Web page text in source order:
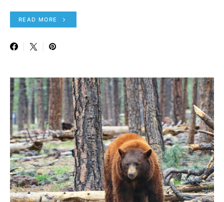
READ MORE